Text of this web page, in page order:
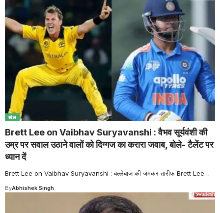
खेल
Brett Lee on Vaibhav Suryavanshi : वैभव सूर्यवंशी की
उम्र पर सवाल उठाने वालों को दिग्गज का करारा जवाब, बोले- टैलेंट पर
ध्यान दें
Brett Lee on Vaibhav Suryavanshi : बल्लेबाज की जमकर तारीफ Brett Lee…
ByAbhishek Singh